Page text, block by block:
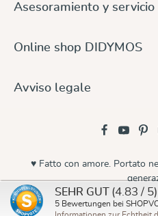
Asesoramiento y servicio
Online shop DIDYMOS
Avviso legale
© 2026
♥ Fatto con amore. Portato
SEHR GUT (4.83 / 5)
5 Bewertungen bei